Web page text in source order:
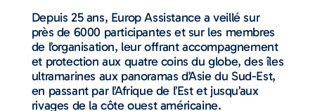
Depuis 25 ans, Europ Assistance a veillé sur
près de 6000 participantes et sur les membres
de l’organisation, leur offrant accompagnement
et protection aux quatre coins du globe, des îles
ultramarines aux panoramas d’Asie du Sud-Est,
en passant par l’Afrique de l’Est et jusqu’aux
rivages de la côte ouest américaine.